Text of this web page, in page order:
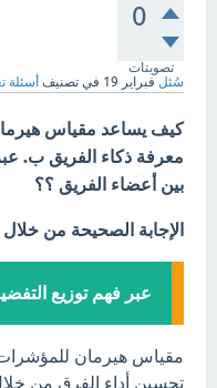
0
تصويتات
سُئل فبراير 19 في تصنيف أسئلة
كيف يساعد مقياس
معرفة ذكاء الفريق ب.
بين أعضاء الفريق ؟؟
الإجابة الصحيحة من
عبر فهم توزيع
تحسين أداء الفرق من